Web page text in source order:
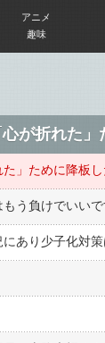
アニメ
趣味
が折れた
」ために降板
う負けでいいで